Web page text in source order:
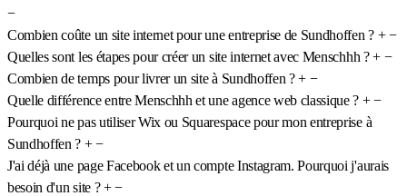
−
Combien coûte un site internet pour une entreprise de Sundhoffen ? + −
Quelles sont les étapes pour créer un site internet avec Menschhh ? + −
Combien de temps pour livrer un site à Sundhoffen ? + −
Quelle différence entre Menschhh et une agence web classique ? + −
Pourquoi ne pas utiliser Wix ou Squarespace pour mon entreprise à
Sundhoffen ? + −
J'ai déjà une page Facebook et un compte Instagram. Pourquoi j'aurais
besoin d'un site ? + −